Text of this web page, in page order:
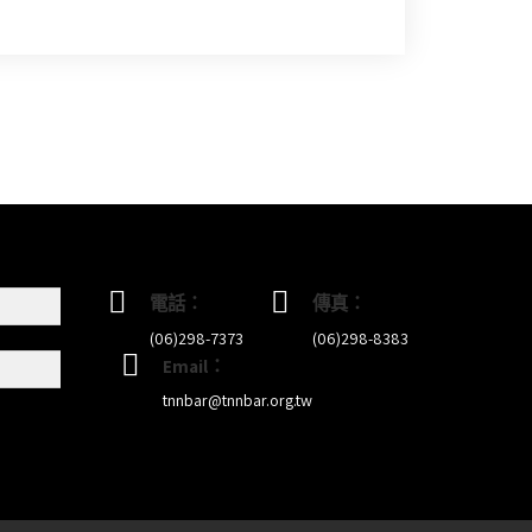
電話：
(06)298-7373
傳真：
(06)298-8383
Email：
tnnbar@tnnbar.org.tw